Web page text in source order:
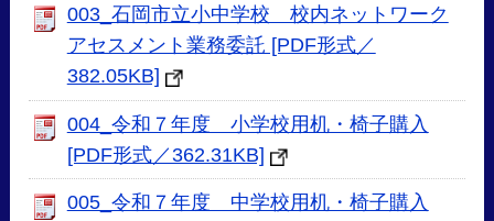
003_石岡市立小中学校 校内ネットワーク
アセスメント業務委託 [PDF形式／
382.05KB]
004_令和７年度 小学校用机・椅子購入
[PDF形式／362.31KB]
005_令和７年度 中学校用机・椅子購入